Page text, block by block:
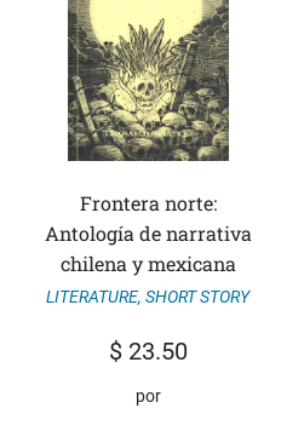
Frontera norte:
Antología de narrativa
chilena y mexicana
LITERATURE, SHORT STORY
$23.50
por